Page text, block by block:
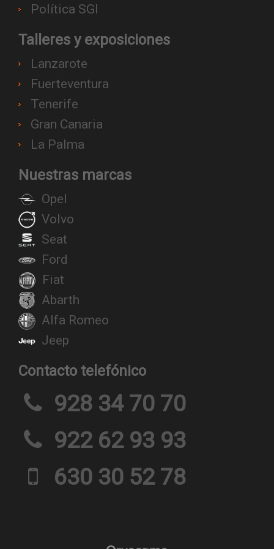
Política SGI
Talleres y exposiciones
Lanzarote
Fuerteventura
Tenerife
Gran Canaria
La Palma
Nuestras marcas
Opel
Volvo
Seat
Ford
Fiat
Abarth
Alfa Romeo
Jeep
Contacto telefónico
928 34 70 70
922 62 93 93
630 30 52 78